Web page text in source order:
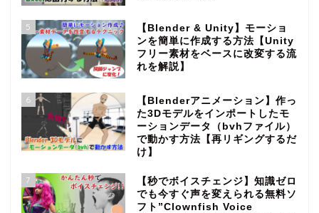
5
【Blender & Unity】モーショ
ンを簡単に作成する方法【Unity
フリー素材をベースに改変する流
れを解説】
6
【Blenderアニメーション】作っ
た3Dモデルをインポートしたモ
ーションデータ（bvhファイル）
で動かす方法【再リギングするだ
け】
7
【秒でボイスチェンジ】知識ゼロ
でも今すぐ声を変えられる無料ソ
フト”Clownfish Voice